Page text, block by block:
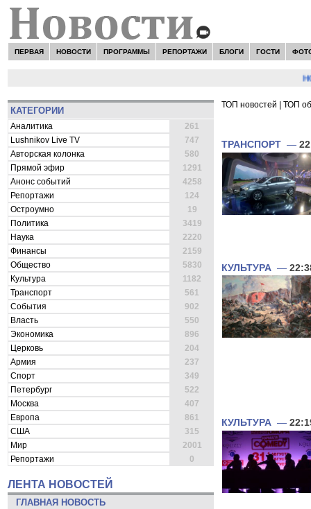
ПЕРВАЯ НОВОСТИ ПРОГРАММЫ РЕПОРТАЖИ БЛОГИ ГОСТИ
КАТЕГОРИИ
Аналитика
261
Lushnikov Live TV
747
Авторская колонка
580
Прямой эфир
1291
Анонс событий
4258
Репортажи
124
Остроумно
19
Политика
3419
Наука
2220
Финансы
2159
Общество
5830
Культура
1182
Транспорт
561
События
902
Власть
550
Экономика
896
Церковь
204
Армия
237
Спорт
349
Петербург
522
Москва
407
Европа
861
США
315
Мир
2001
Репортажи
0
ЛЕНТА НОВОСТЕЙ
ГЛАВНАЯ НОВОСТЬ
ТОП новостей ТОП
ТРАНСПОРТ —
КУЛЬТУРА —
КУЛЬТУРА —